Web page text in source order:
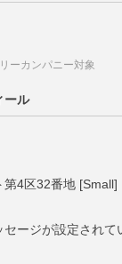
ーカンパニー対象
ール
第4区32番地 [Small]
ージが設定されて